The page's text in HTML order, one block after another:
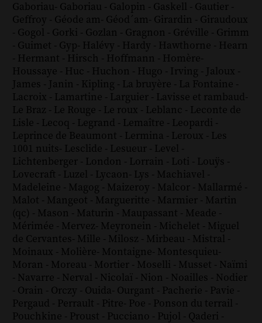
Gaboriau- Gaboriau - Galopin - Gaskell - Gautier -
Geffroy - Géode am- Géod´am- Girardin - Giraudoux
- Gogol - Gorki - Gozlan - Gragnon - Gréville - Grimm
- Guimet - Gyp- Halévy - Hardy - Hawthorne - Hearn
- Hermant - Hirsch - Hoffmann - Homère-
Houssaye - Huc - Huchon - Hugo - Irving - Jaloux -
James - Janin - Kipling - La bruyère - La Fontaine -
Lacroix - Lamartine - Larguier - Lavisse et rambaud-
Le Braz - Le Rouge - Le roux - Leblanc - Leconte de
Lisle - Lecoq - Legrand - Lemaître - Leopardi -
Leprince de Beaumont - Lermina - Leroux - Les
1001 nuits- Lesclide - Lesueur - Level -
Lichtenberger - London - Lorrain - Loti - Louÿs -
Lovecraft - Luzel - Lycaon- Lys - Machiavel -
Madeleine - Magog - Maizeroy - Malcor - Mallarmé -
Malot - Mangeot - Margueritte - Marmier - Martin
(qc) - Mason - Maturin - Maupassant - Meade -
Mérimée - Mervez- Meyronein - Michelet - Miguel
de Cervantes- Mille - Milosz - Mirbeau - Mistral -
Moinaux - Molière- Montaigne- Montesquieu-
Moran - Moreau - Mortier - Moselli - Musset - Naïmi
- Navarre - Nerval - Nicolaï - Nion - Noailles - Nodier
- Orain - Orczy - Ouida- Ourgant - Pacherie - Pavie -
Pergaud - Perrault - Pitre- Poe - Ponson du terrail -
Pouchkine - Proust - Pucciano - Pujol - Qaderi -